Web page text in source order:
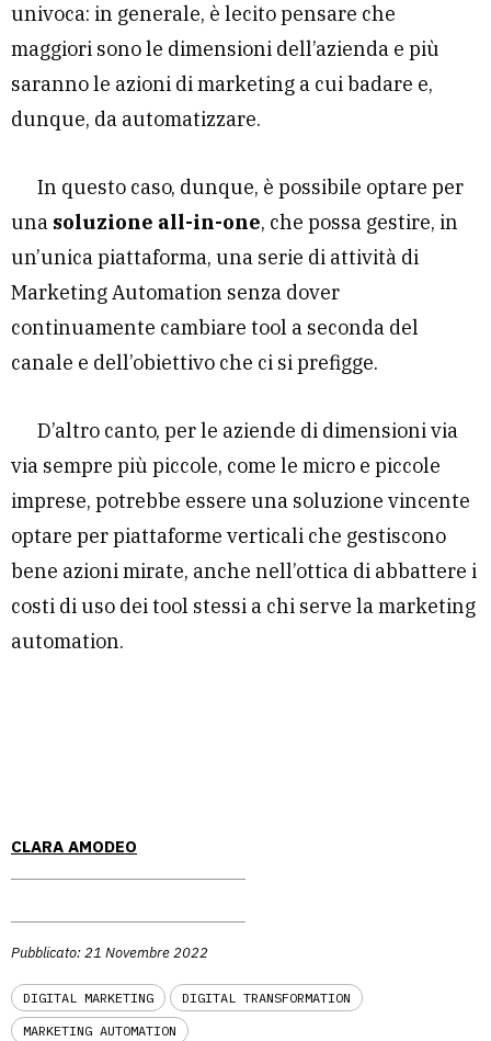
CLARA AMODEO
Pubblicato: 21 Novembre 2022
DIGITAL MARKETING
DIGITAL TRANSFORMATION
MARKETING AUTOMATION
univoca: in generale, è lecito pensare che
maggiori sono le dimensioni dell’azienda e più
saranno le azioni di marketing a cui badare e,
dunque, da automatizzare.
In questo caso, dunque, è possibile optare per
una soluzione all-in-one, che possa gestire, in
un’unica piattaforma, una serie di attività di
Marketing Automation senza dover
continuamente cambiare tool a seconda del
canale e dell’obiettivo che ci si prefigge.
D’altro canto, per le aziende di dimensioni via
via sempre più piccole, come le micro e piccole
imprese, potrebbe essere una soluzione vincente
optare per piattaforme verticali che gestiscono
bene azioni mirate, anche nell’ottica di abbattere i
costi di uso dei tool stessi a chi serve la marketing
automation.